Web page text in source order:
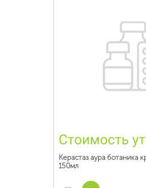
Стоимость
Керастаз аура ботаника
150мл